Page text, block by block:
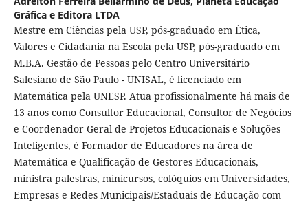
Gráfica e Editora LTDA
Mestre em Ciências pela USP, pós-graduado em Ética,
Valores e Cidadania na Escola pela USP, pós-graduado em
M.B.A. Gestão de Pessoas pelo Centro Universitário
Salesiano de São Paulo - UNISAL, é licenciado em
Matemática pela UNESP. Atua profissionalmente há mais de
13 anos como Consultor Educacional, Consultor de Negócios
e Coordenador Geral de Projetos Educacionais e Soluções
Inteligentes, é Formador de Educadores na área de
Matemática e Qualificação de Gestores Educacionais,
ministra palestras, minicursos, colóquios em Universidades,
Empresas e Redes Municipais/Estaduais de Educação com